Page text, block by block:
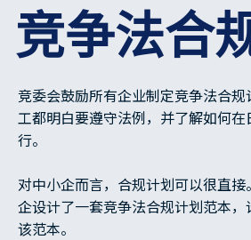
竞争法合
竞委会鼓励所有企业制定竞争法合
工都明白要遵守法例，并了解如何
行。
对中小企而言，合规计划可以很直
企设计了一套竞争法合规计划范本，
该范本。